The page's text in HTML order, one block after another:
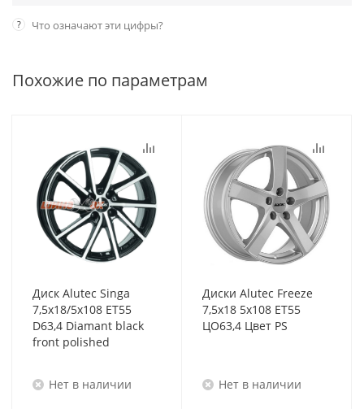
? Что означают эти цифры?
Похожие по параметрам
Диск Alutec Singa
7,5x18/5x108 ET55
D63,4 Diamant black
front polished
Нет в наличии
Диски Alutec Freeze
7,5x18 5x108 ET55
ЦО63,4 Цвет PS
Нет в наличии